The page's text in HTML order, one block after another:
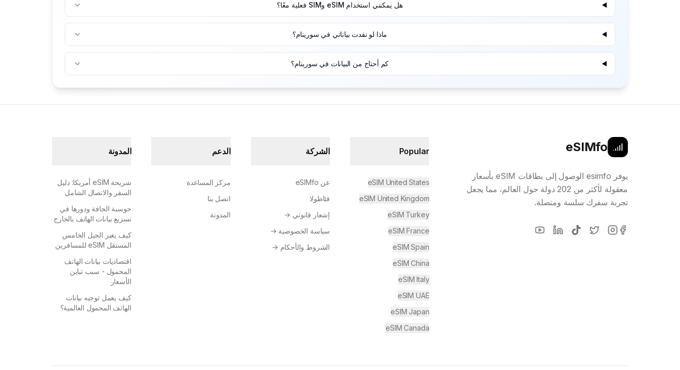
هل يمكنني استخدام eSIM وSIM فعلية معًا؟
ماذا لو نفدت بياناتي في سورينام؟
كم أحتاج من البيانات في سورينام؟
eSIMfo
يوفر esimfo الوصول إلى بطاقات eSIM بأسعار
معقولة لأكثر من 202 دولة حول العالم، مما يجعل
تجربة سفرك سلسة ومتصلة.
Popular
eSIM United States
eSIM United Kingdom
eSIM Turkey
eSIM France
eSIM Spain
eSIM China
eSIM Italy
eSIM UAE
eSIM Japan
eSIM Canada
الشركة
عن eSIMfo
فئاظولا
إشعار قانوني →
سياسة الخصوصية →
الشروط والأحكام →
الدعم
مركز المساعدة
اتصل بنا
المدونة
المدونة
شريحة eSIM أمريكا: دليل
السفر والاتصال الشامل
حوسبة الحافة ودورها في
تسريع بيانات الهاتف بالخارج
كيف يغير الجيل الخامس
المستقل eSIM للمسافرين
اقتصاديات بيانات الهاتف
المحمول - سبب تباين
الأسعار
كيف يعمل توجيه بيانات
الهاتف المحمول العالمية؟